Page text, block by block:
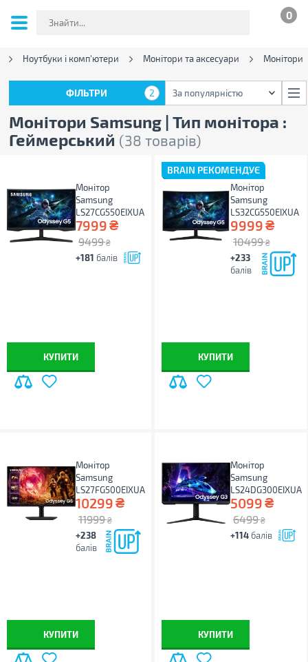
0
Ноутбуки і комп'ютери Монітори та аксесуари Монітори
Монітори Samsung | Тип монітора :
Геймерський (38 товарів)
ФІЛЬТРИ 2 За популярністю
Монітор
Samsung
LS27CG550EIXUA
7999₴
9499 ₴
+181 балів
КУПИТИ
BRAIN РЕКОМЕНДУЄ
Монітор
Samsung
LS32CG550EIXUA
9999₴
10499 ₴
+233
балів
КУПИТИ
Монітор
Samsung
LS27FG500EIXUA
10299₴
11999 ₴
+238
балів
КУПИТИ
Монітор
Samsung
LS24DG300EIXUA
5099₴
6499 ₴
+114 балів
КУПИТИ
ФІЛЬТРИ 2 За популярністю